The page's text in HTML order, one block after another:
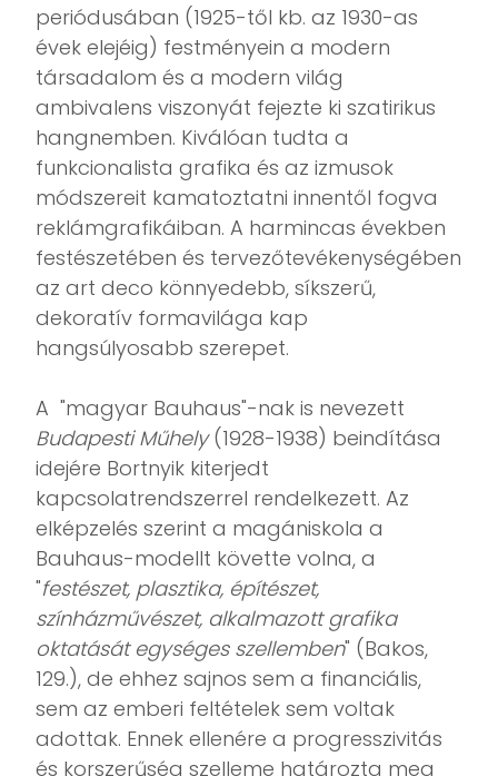
periódusában (1925-től kb. az 1930-as
évek elejéig) festményein a modern
társadalom és a modern világ
ambivalens viszonyát fejezte ki szatirikus
hangnemben. Kiválóan tudta a
funkcionalista grafika és az izmusok
módszereit kamatoztatni innentől fogva
reklámgrafikáiban. A harmincas években
festészetében és tervezőtevékenységében
az art deco könnyedebb, síkszerű,
dekoratív formavilága kap
hangsúlyosabb szerepet.
A "magyar Bauhaus"-nak is nevezett
Budapesti Műhely(1928-1938) beindítása
idejére Bortnyik kiterjedt
kapcsolatrendszerrel rendelkezett. Az
elképzelés szerint a magániskola a
Bauhaus-modellt követte volna, a
"festészet, plasztika, építészet,
színházművészet, alkalmazott grafika
oktatását egységes szellemben" (Bakos,
129.), de ehhez sajnos sem a financiális,
sem az emberi feltételek sem voltak
adottak. Ennek ellenére a progresszivitás
és korszerűség szelleme határozta meg